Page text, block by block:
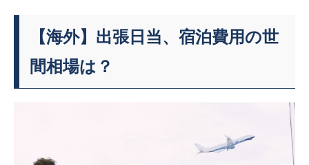
【海外】出張日当、宿泊費用の世
間相場は？